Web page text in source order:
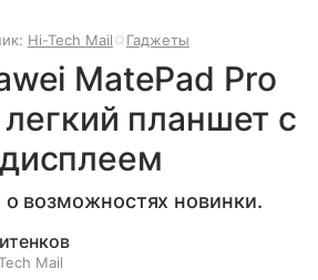
Hi-Tech Mail Гаджеты
MatePad Pro
планшет с
возможностях новинки.
Mail